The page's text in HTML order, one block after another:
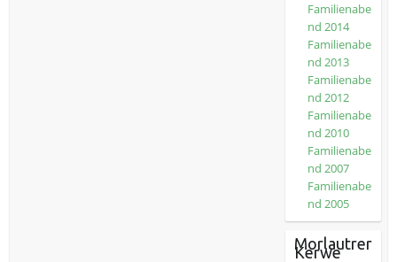
Familienabe
nd 2014
Familienabe
nd 2013
Familienabe
nd 2012
Familienabe
nd 2010
Familienabe
nd 2007
Familienabe
nd 2005
Morlautrer
Kerwe